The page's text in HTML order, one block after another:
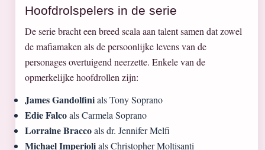
Hoofdrolspelers in de serie
De serie bracht een breed scala aan talent samen dat zowel
de mafiamaken als de persoonlijke levens van de
personages overtuigend neerzette. Enkele van de
opmerkelijke hoofdrollen zijn:
James Gandolfinials Tony Soprano
Edie Falcoals Carmela Soprano
Lorraine Braccoals dr. Jennifer Melfi
Michael Imperiolials Christopher Moltisanti